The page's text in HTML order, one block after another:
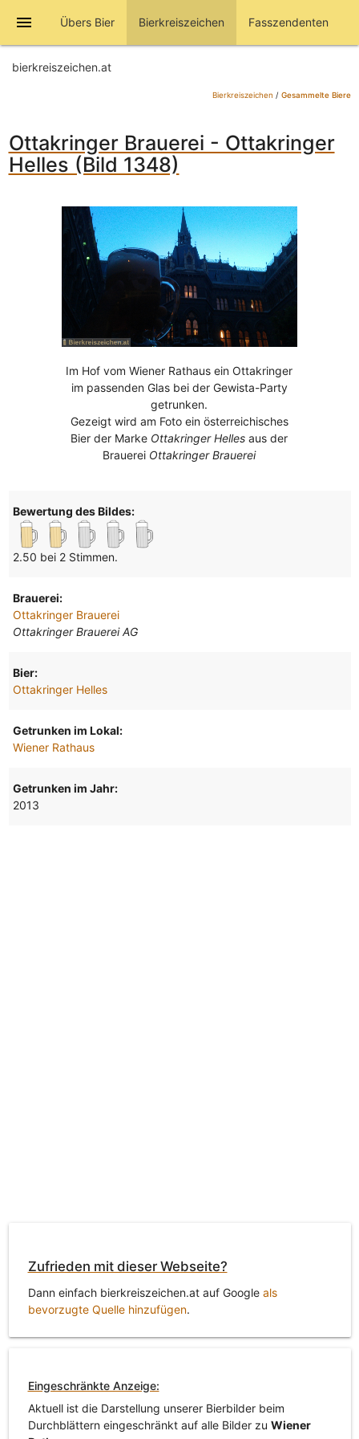
menu Übers Bier Bierkreiszeichen Fasszendenten
bierkreiszeichen.at
Bierkreiszeichen / Gesammelte Biere
Ottakringer Brauerei - Ottakringer
Helles (Bild 1348)
Im Hof vom Wiener Rathaus ein Ottakringer
im passenden Glas bei der Gewista-Party
getrunken.
Gezeigt wird am Foto ein österreichisches
Bier der Marke Ottakringer Helles aus der
Brauerei Ottakringer Brauerei
Bewertung des Bildes:
2.50 bei 2 Stimmen.
Brauerei:
Ottakringer Brauerei
Ottakringer Brauerei AG
Bier:
Ottakringer Helles
Getrunken im Lokal:
Wiener Rathaus
Getrunken im Jahr:
2013
Zufrieden mit dieser Webseite?
Dann einfach bierkreiszeichen.at auf Google als
bevorzugte Quelle hinzufügen.
Eingeschränkte Anzeige:
Aktuell ist die Darstellung unserer Bierbilder beim
Durchblättern eingeschränkt auf alle Bilder zu Wiener